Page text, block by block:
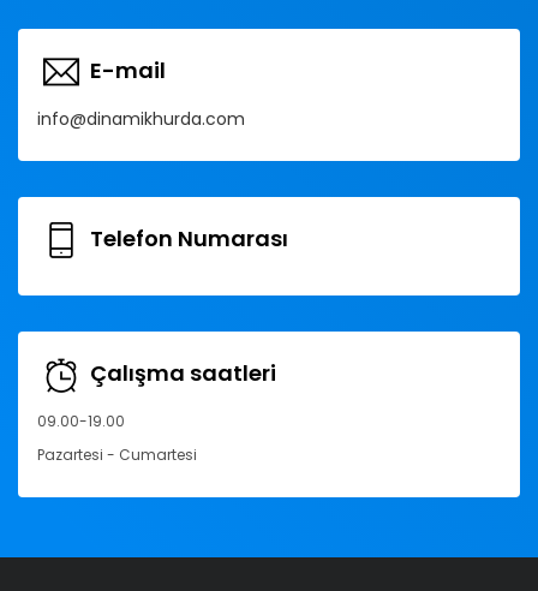
E-mail
info@dinamikhurda.com
Telefon Numarası
Çalışma saatleri
09.00-19.00
Pazartesi - Cumartesi